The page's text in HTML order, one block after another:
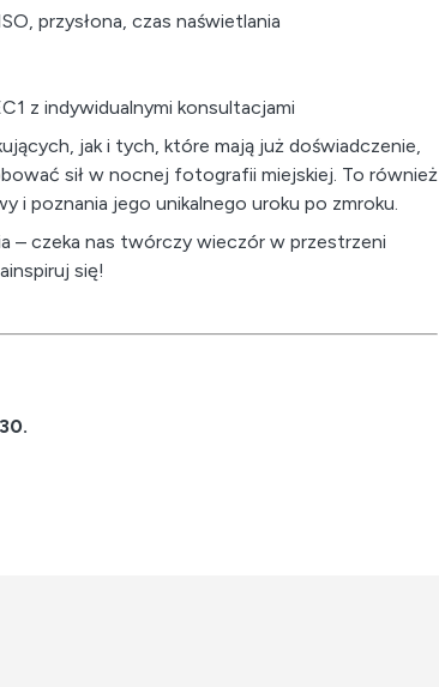
przysłona, czas naświetlania
z indywidualnymi konsultacjami
jak i tych, które mają już doświadczenie,
sił w nocnej fotografii miejskiej. To również
i poznania jego unikalnego uroku po zmroku.
– czeka nas twórczy wieczór w przestrzeni
się!